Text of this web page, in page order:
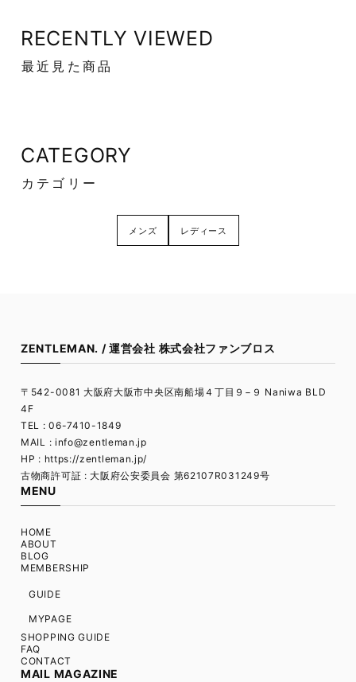
RECENTLY VIEWED
最近見た商品
CATEGORY
カテゴリー
メンズ レディース
ZENTLEMAN. / 運営会社 株式会社ファンブロス
〒542-0081 大阪府大阪市中央区南船場４丁目９−９ Naniwa BLD
4F
TEL : 06-7410-1849
MAIL : info@zentleman.jp
HP : https://zentleman.jp/
古物商許可証 : 大阪府公安委員会 第62107R031249号
MENU
HOME
ABOUT
BLOG
MEMBERSHIP
GUIDE
MYPAGE
SHOPPING GUIDE
FAQ
CONTACT
MAIL MAGAZINE